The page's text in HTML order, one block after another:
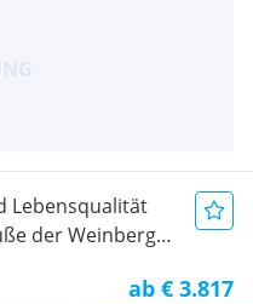
Lebensqualität
der Weinberge
ab € 3.817